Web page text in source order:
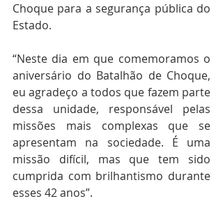
Choque para a segurança pública do
Estado.
“Neste dia em que comemoramos o
aniversário do Batalhão de Choque,
eu agradeço a todos que fazem parte
dessa unidade, responsável pelas
missões mais complexas que se
apresentam na sociedade. É uma
missão difícil, mas que tem sido
cumprida com brilhantismo durante
esses 42 anos”.